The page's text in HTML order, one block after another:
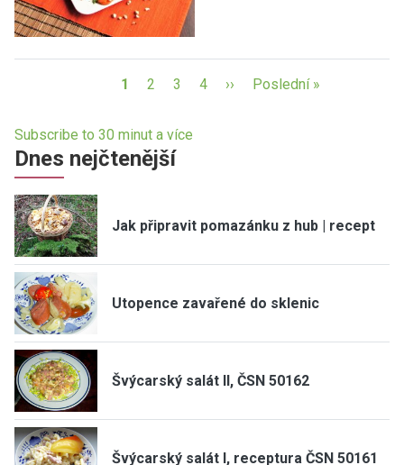
1 2 3 4 ›› Poslední »
Subscribe to 30 minut a více
Dnes nejčtenější
Jak připravit pomazánku z hub | recept
Utopence zavařené do sklenic
Švýcarský salát II, ČSN 50162
Švýcarský salát I, receptura ČSN 50161